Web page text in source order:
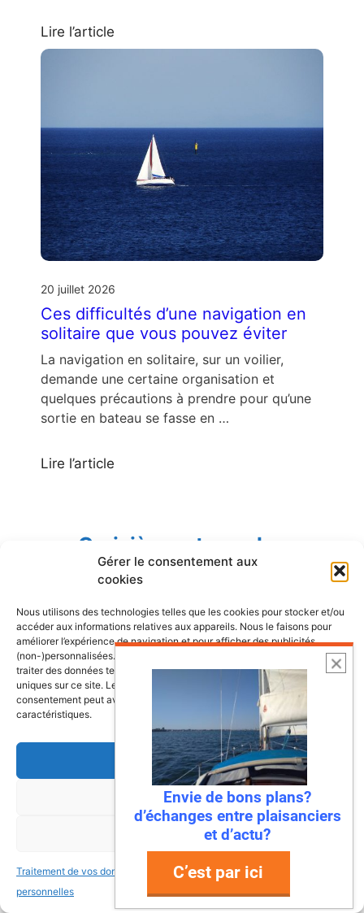
Gérer le consentement aux
cookies
Nous utilisons des technologies telles que les cookies pour stocker et/ou
accéder aux informations relatives aux appareils. Nous le faisons pour
améliorer l’expérience de navigation et pour afficher des publicités
(non-)personnalisées. Consentir à ces technologies nous autorisera à
traiter des données telles que le comportement de navigation ou les ID
uniques sur ce site. Le fait de ne pas consentir ou de retirer son
consentement peut avoir un effet négatif sur certaines fonctonnalités et
caractéristiques.
Accepter
Refuser
Voir les préférences
Traitement de vos données
personnelles
Traitement de vos données
personnelles
Lire l’article
20 juillet 2026
Ces difficultés d’une navigation en
solitaire que vous pouvez éviter
La navigation en solitaire, sur un voilier,
demande une certaine organisation et
quelques précautions à prendre pour qu’une
sortie en bateau se fasse en …
Lire l’article
Croisières et escales
Les plus belles escales et croisières de
nos côtes
6 août 2026
Envie de bons plans?
d’échanges entre plaisanciers
et d’actu?
C’est par ici